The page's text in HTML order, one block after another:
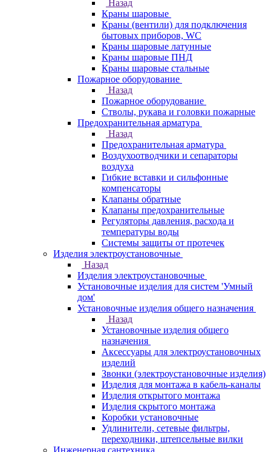
Назад
Краны шаровые
Краны (вентили) для подключения
бытовых приборов, WC
Краны шаровые латунные
Краны шаровые ПНД
Краны шаровые стальные
Пожарное оборудование
Назад
Пожарное оборудование
Стволы, рукава и головки пожарные
Предохранительная арматура
Назад
Предохранительная арматура
Воздухоотводчики и сепараторы
воздуха
Гибкие вставки и сильфонные
компенсаторы
Клапаны обратные
Клапаны предохранительные
Регуляторы давления, расхода и
температуры воды
Системы защиты от протечек
Изделия электроустановочные
Назад
Изделия электроустановочные
Установочные изделия для систем 'Умный
дом'
Установочные изделия общего назначения
Назад
Установочные изделия общего
назначения
Аксессуары для электроустановочных
изделий
Звонки (электроустановочные изделия)
Изделия для монтажа в кабель-каналы
Изделия открытого монтажа
Изделия скрытого монтажа
Коробки установочные
Удлинители, сетевые фильтры,
переходники, штепсельные вилки
Инженерная сантехника